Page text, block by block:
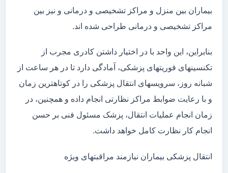
بیماران بین منزل و مراکز تشخیصی و درمانی و نیز بین
مراکز تشخیصی و درمانی طراحی شده اند.
بنابراین، این واحد با در اختیار داشتن کادری مجرب از
تکنسینهای فوریتهای پزشکی، آمادگی دارد تا در هر ساعت از
شبانه روز، سرویسهای انتقال پزشکی را در کوتاهترین زمان
و با رعایت ضوابط مراکز نظارتی انجام داده و همچنین، در
زمان انجام عملیات انتقال، پزشک مسئول فنی بر حسن
انجام کار نظارت کامل خواهد داشت.
انتقال پزشکی بیماران نیازمند مراقبتهای ویژه